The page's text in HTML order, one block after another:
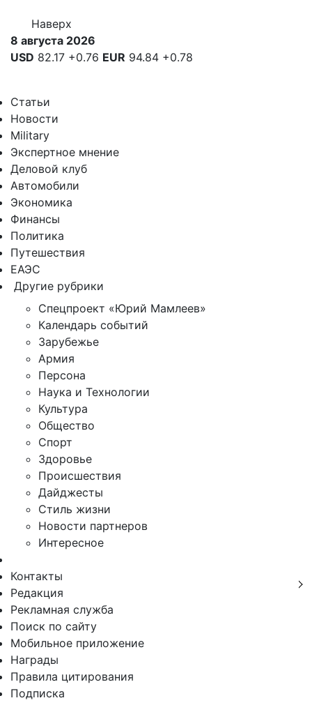
Наверх
8 августа 2026
USD 82.17 +0.76 EUR 94.84 +0.78
Статьи
Новости
Military
Экспертное мнение
Деловой клуб
Автомобили
Экономика
Финансы
Политика
Путешествия
ЕАЭС
Другие рубрики
Спецпроект «Юрий Мамлеев»
Календарь событий
Зарубежье
Армия
Персона
Наука и Технологии
Культура
Общество
Спорт
Здоровье
Происшествия
Дайджесты
Стиль жизни
Новости партнеров
Интересное
Контакты
Редакция
Рекламная служба
Поиск по сайту
Мобильное приложение
Награды
Правила цитирования
Подписка